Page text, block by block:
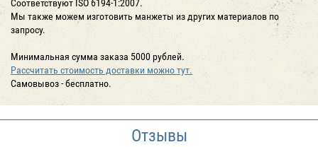
Мы также можем изготовить манжеты из других материалов по
запросу.
Минимальная сумма заказа 5000 рублей.
Рассчитать стоимость доставки можно тут.
Cамовывоз - бесплатно.
Отзывы